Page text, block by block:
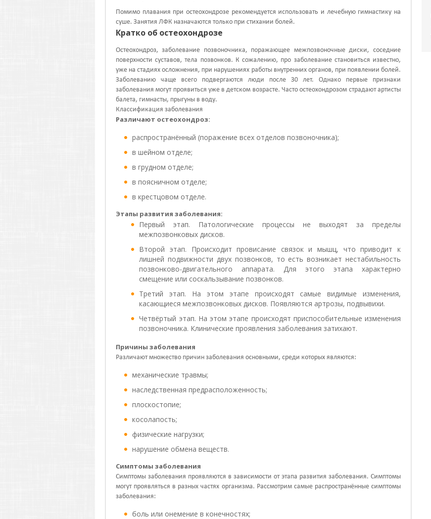
Помимо плавания при остеохондрозе рекомендуется использовать и лечебную гимнастику на
суше. Занятия ЛФК назначаются только при стихании болей.
Кратко об остеохондрозе
Остеохондроз, заболевание позвоночника, поражающее межпозвоночные диски, соседние
поверхности суставов, тела позвонков. К сожалению, про заболевание становиться известно,
уже на стадиях осложнения, при нарушениях работы внутренних органов, при появлении болей.
Заболеванию чаще всего подвергаются люди после 30 лет. Однако первые признаки
заболевания могут проявиться уже в детском возрасте. Часто остеохондрозом страдают артисты
балета, гимнасты, прыгуны в воду.
Классификация заболевания
Различают остеохондроз:
распространённый (поражение всех отделов позвоночника);
в шейном отделе;
в грудном отделе;
в поясничном отделе;
в крестцовом отделе.
Этапы развития заболевания:
Первый этап. Патологические процессы не выходят за пределы
межпозвонковых дисков.
Второй этап. Происходит провисание связок и мышц, что приводит к
лишней подвижности двух позвонков, то есть возникает нестабильность
позвонково-двигательного аппарата. Для этого этапа характерно
смещение или соскальзывание позвонков.
Третий этап. На этом этапе происходят самые видимые изменения,
касающиеся межпозвонковых дисков. Появляются артрозы, подвывихи.
Четвёртый этап. На этом этапе происходят приспособительные изменения
позвоночника. Клинические проявления заболевания затихают.
Причины заболевания
Различают множество причин заболевания основными, среди которых являются:
механические травмы;
наследственная предрасположенность;
плоскостопие;
косолапость;
физические нагрузки;
нарушение обмена веществ.
Симптомы заболевания
Симптомы заболевания проявляются в зависимости от этапа развития заболевания. Симптомы
могут проявляться в разных частях организма. Рассмотрим самые распространённые симптомы
заболевания:
боль или онемение в конечностях;